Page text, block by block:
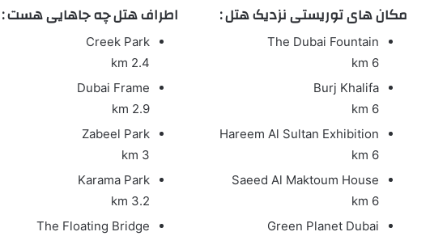
مکان های توریستی نزدیک هتل :
The Dubai Fountain
6 km
Burj Khalifa
6 km
Hareem Al Sultan Exhibition
6 km
Saeed Al Maktoum House
6 km
Green Planet Dubai
اطراف هتل چه جاهایی هست :
Creek Park
2.4 km
Dubai Frame
2.9 km
Zabeel Park
3 km
Karama Park
3.2 km
The Floating Bridge